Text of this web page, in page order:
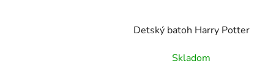
Detský batoh Harry Potter
Skladom